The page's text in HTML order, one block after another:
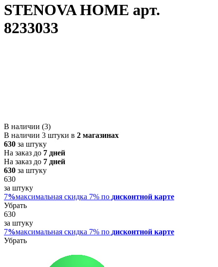
STENOVA HOME арт.
8233033
В наличии (3)
В наличии 3 штуки в 2 магазинах
630 за штуку
На заказ до 7 дней
На заказ до 7 дней
630 за штуку
630
за штуку
7%максимальная скидка 7% по дисконтной карте
Убрать
630
за штуку
7%максимальная скидка 7% по дисконтной карте
Убрать